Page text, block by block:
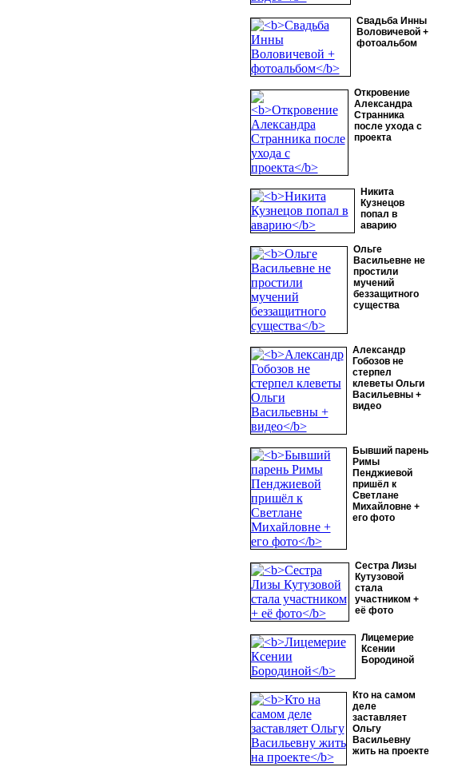
Свадьба Инны
Воловичевой +
фотоальбом
Откровение
Александра
Странника
после ухода с
проекта
Никита
Кузнецов
попал в
аварию
Ольге
Васильевне не
простили
мучений
беззащитного
существа
Александр
Гобозов не
стерпел
клеветы Ольги
Васильевны +
видео
Бывший парень
Римы
Пенджиевой
пришёл к
Светлане
Михайловне +
его фото
Сестра Лизы
Кутузовой
стала
участником +
её фото
Лицемерие
Ксении
Бородиной
Кто на самом
деле
заставляет
Ольгу
Васильевну
жить на проекте